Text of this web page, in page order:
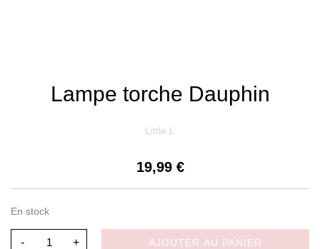
Lampe torche Dauphin
Little L
19,99 €
En stock
- + AJOUTER AU PANIER